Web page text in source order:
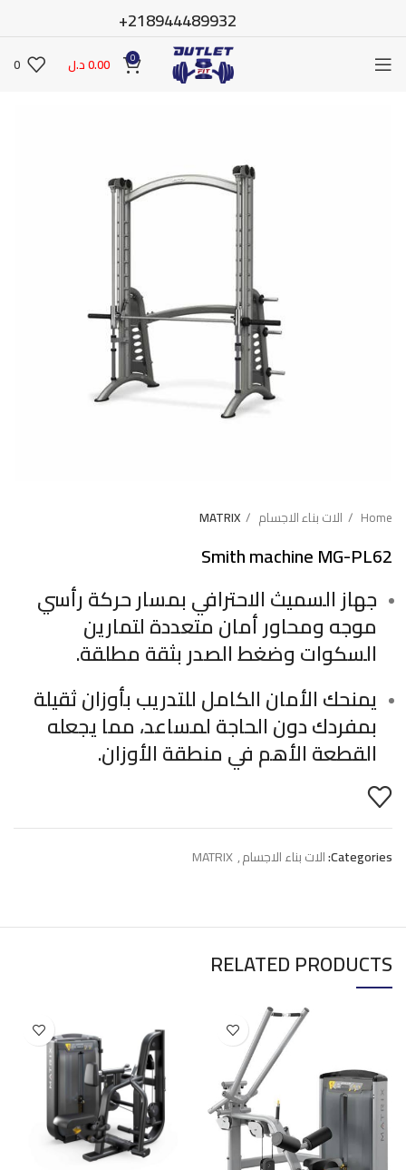
218944489932+
0
0.00د.ل 0
Home الات بناء الاجسام MATRIX
Smith machine MG-PL62
جهاز السميث الاحترافي بمسار حركة رأسي
موجه ومحاور أمان متعددة لتمارين
السكوات وضغط الصدر بثقة مطلقة.
يمنحك الأمان الكامل للتدريب بأوزان ثقيلة
بمفردك دون الحاجة لمساعد، مما يجعله
القطعة الأهم في منطقة الأوزان.
Categories: الات بناء الاجسام,
MATRIX
RELATED PRODUCTS